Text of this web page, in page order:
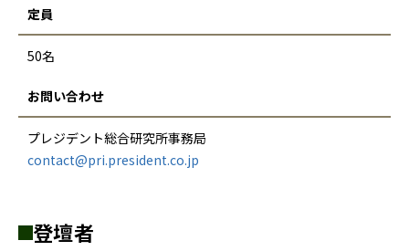
定員
50名
お問い合わせ
プレジデント総合研究所事務局
contact@pri.president.co.jp
登壇者